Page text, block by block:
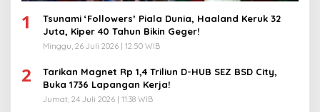
1
Tsunami ‘Followers’ Piala Dunia, Haaland Keruk 32
Juta, Kiper 40 Tahun Bikin Geger!
Minggu, 26 Juli 2026 | 12:50 WIB
2
Tarikan Magnet Rp 1,4 Triliun D-HUB SEZ BSD City,
Buka 1736 Lapangan Kerja!
Jumat, 24 Juli 2026 | 11:38 WIB